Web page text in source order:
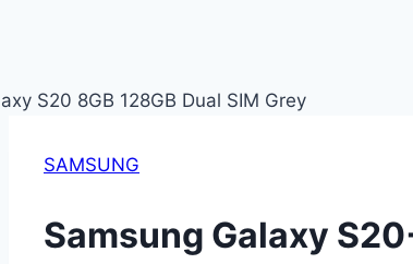
SAMSUNG
Samsung Galaxy